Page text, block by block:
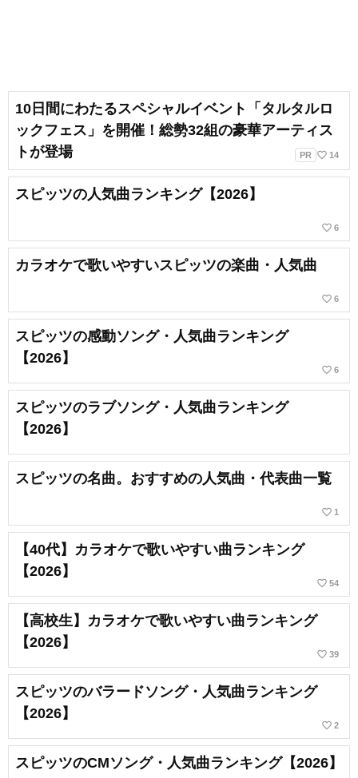
10日間にわたるスペシャルイベント「タルタルロ
ックフェス」を開催！総勢32組の豪華アーティス
トが登場
PR favorite_border 14
スピッツの人気曲ランキング【2026】
favorite_border 6
カラオケで歌いやすいスピッツの楽曲・人気曲
favorite_border 6
スピッツの感動ソング・人気曲ランキング
【2026】
favorite_border 6
スピッツのラブソング・人気曲ランキング
【2026】
スピッツの名曲。おすすめの人気曲・代表曲一覧
favorite_border 1
【40代】カラオケで歌いやすい曲ランキング
【2026】
favorite_border 54
【高校生】カラオケで歌いやすい曲ランキング
【2026】
favorite_border 39
スピッツのバラードソング・人気曲ランキング
【2026】
favorite_border 2
スピッツのCMソング・人気曲ランキング【2026】